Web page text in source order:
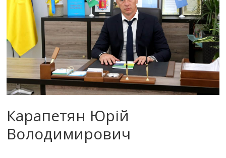
Карапетян Юрій
Володимирович